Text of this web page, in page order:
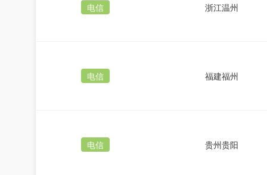
电信 浙江温州
电信 福建福州
电信 贵州贵阳